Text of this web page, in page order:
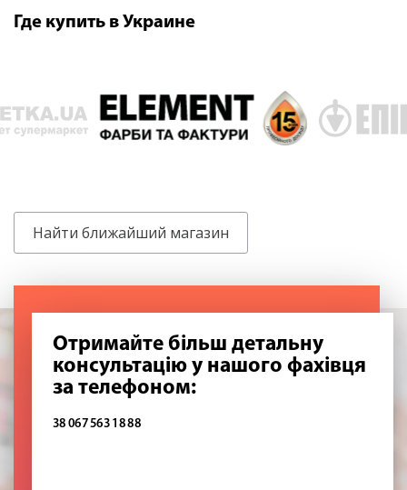
Где купить в Украине
Найти ближайший магазин
Отримайте більш детальну
консультацію у нашого фахівця
за телефоном:
38 067 563 18 88